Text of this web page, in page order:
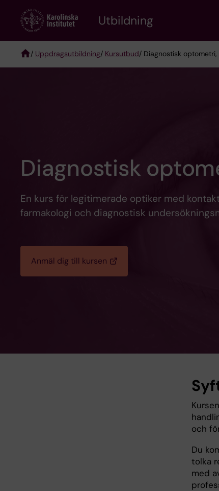
content
Utbildning
Breadcrumb
/ Uppdragsutbildning/ Kursutbud/ Diagnostisk optometri,
Diagnostisk
En kurs för legitimerade optiker med
farmakologi och diagnostisk
Anmäl dig till kursen
och
Du
tolka
med